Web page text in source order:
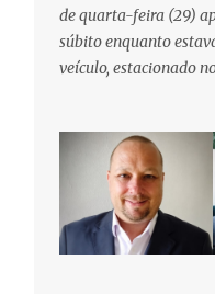
de quarta-feira (29)
súbito enquanto
veículo, estacionado
Araraquara. De
Artesp, a
meio do telefone
havia um condutor
um caminhão.